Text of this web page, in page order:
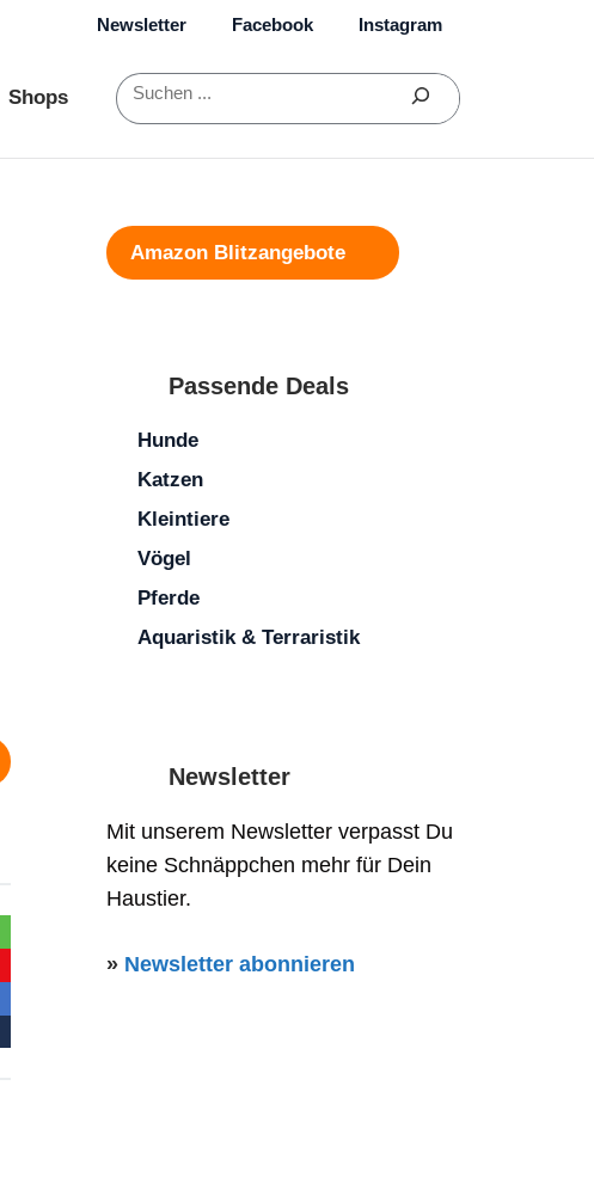
Newsletter Facebook Instagram
Shops Suchen
Amazon Blitzangebote
Passende Deals
Hunde
Katzen
Kleintiere
Vögel
Pferde
Aquaristik & Terraristik
Newsletter
Mit unserem Newsletter verpasst Du
keine Schnäppchen mehr für Dein
Haustier.
» Newsletter abonnieren